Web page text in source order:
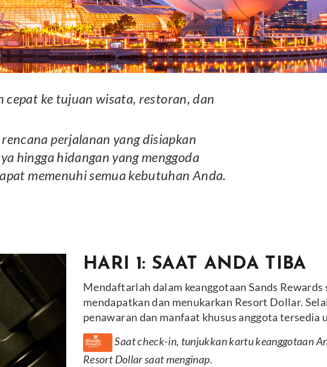
cepat ke tujuan wisata, restoran, dan
perjalanan yang disiapkan
hingga hidangan yang menggoda
memenuhi semua kebutuhan Anda.
HARI 1: SAAT ANDA TIBA
Mendaftarlah dalam keanggotaan Sands
mendapatkan dan menukarkan Resort Dollar.
penawaran dan manfaat khusus anggota tersedia
Saat check-in, tunjukkan kartu keanggotaan
Resort Dollar saat menginap.